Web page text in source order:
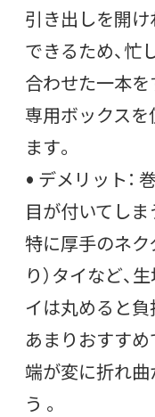
引き出しを開
できるため、忙
合わせた一本を
専用ボックス
ます。
• デメリット：
目が付いてしま
特に厚手のネク
り）タイなど、
イは丸めると負
あまりおすす
端が変に折れ
う 。